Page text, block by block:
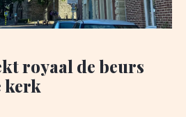
royaal de beurs
kerk